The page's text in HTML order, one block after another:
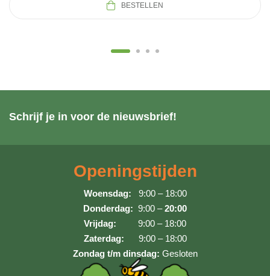
BESTELLEN
Schrijf je in voor de nieuwsbrief!
Openingstijden
Woensdag: 9:00 – 18:00
Donderdag: 9:00 –20:00
Vrijdag: 9:00 – 18:00
Zaterdag: 9:00 – 18:00
Zondag t/m dinsdag: Gesloten